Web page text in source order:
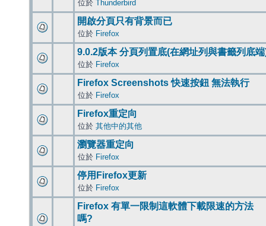
位於 Thunderbird
開啟分頁只有背景而已
位於 Firefox
9.0.2版本 分頁列置底(在網址列與書籤列底
位於 Firefox
Firefox Screenshots 快速按鈕 無法執行
位於 Firefox
Firefox重定向
位於 其他中的其他
瀏覽器重定向
位於 Firefox
停用Firefox更新
位於 Firefox
Firefox 有單一限制這軟體下載限速的方法
嗎?